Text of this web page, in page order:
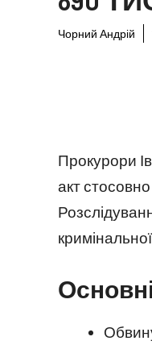
Чорний Андрій
Прокурори
акт